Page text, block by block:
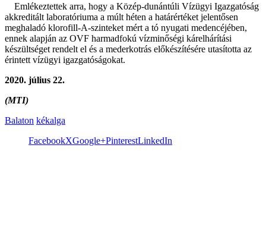
Emlékeztettek arra, hogy a Közép-dunántúli Vízügyi Igazgatóság
akkreditált laboratóriuma a múlt héten a határértéket jelentősen
meghaladó klorofill-A-szinteket mért a tó nyugati medencéjében,
ennek alapján az OVF harmadfokú vízminőségi kárelhárítási
készültséget rendelt el és a mederkotrás előkészítésére utasította az
érintett vízügyi igazgatóságokat.
2020. július 22.
(MTI)
Balaton kékalga
FacebookXGoogle+PinterestLinkedIn